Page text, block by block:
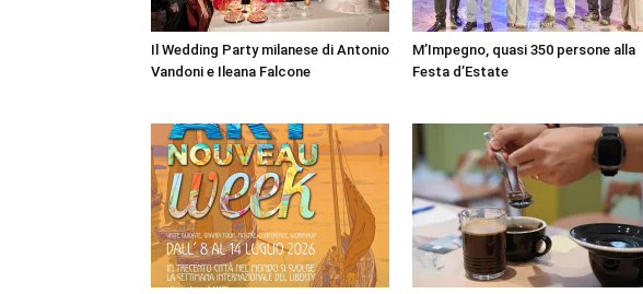
Il Wedding Party milanese di Antonio
Vandoni e Ileana Falcone
M’Impegno, quasi 350 persone alla
Festa d’Estate